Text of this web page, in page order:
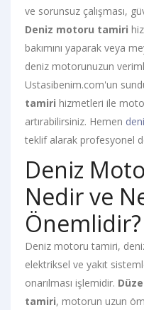
ve sorunsuz çalışması,
Deniz motoru tamiri
bakımını yaparak veya
deniz motorunuzun verimli
Ustasibenim.com'un
tamiri hizmetleri ile
artırabilirsiniz. Hemen
teklif alarak profesyonel
Deniz
Nedir ve
Önemlidir?
Deniz motoru tamiri,
elektriksel ve yakıt
onarılması işlemidir.
tamiri, motorun uzun